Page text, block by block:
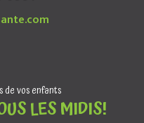
de vos enfants
LES MIDIS!